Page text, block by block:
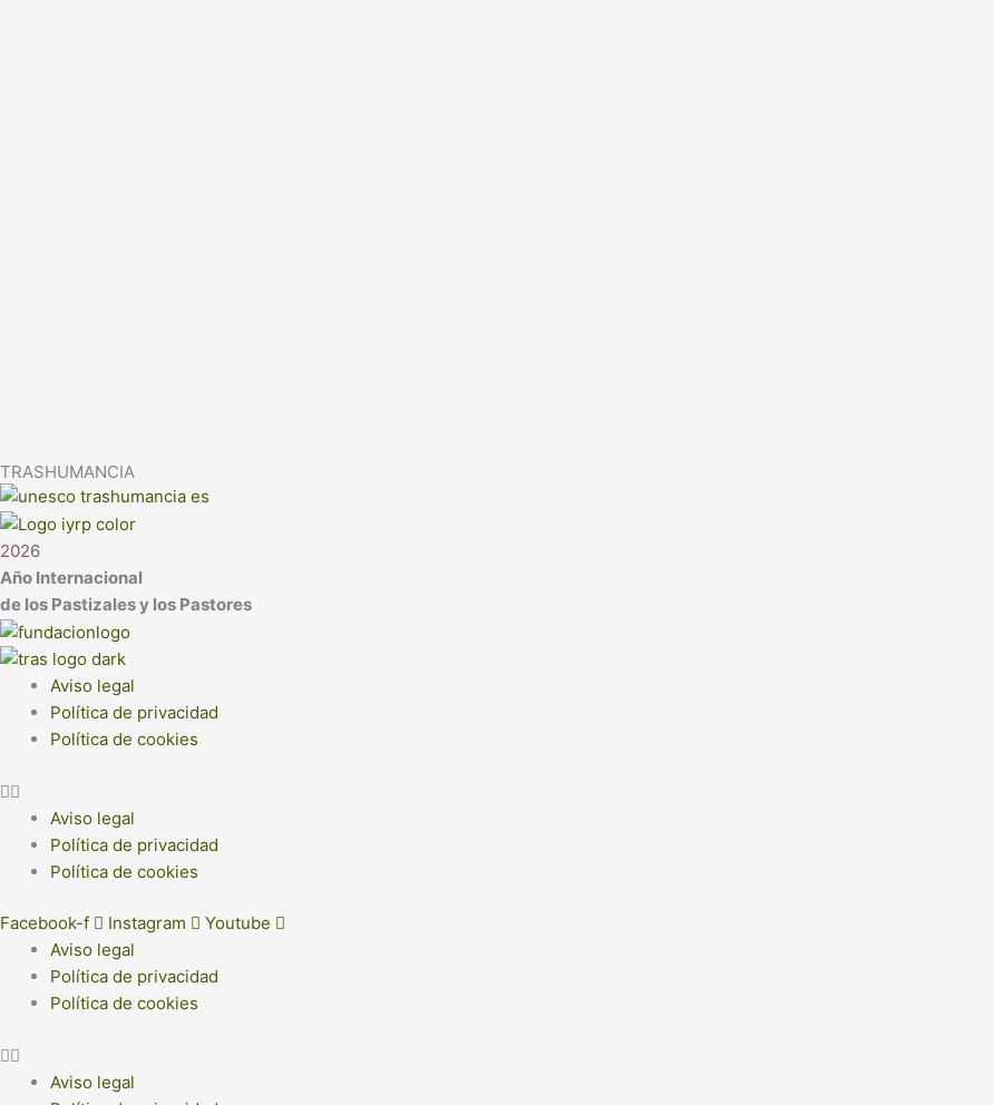
TRASHUMANCIA
2026
Año Internacional
de los Pastizales y los Pastores
Aviso legal
Política de privacidad
Política de cookies
Aviso legal
Política de privacidad
Política de cookies
Facebook-f Instagram
Youtube
Aviso legal
Política de privacidad
Política de cookies
Aviso legal